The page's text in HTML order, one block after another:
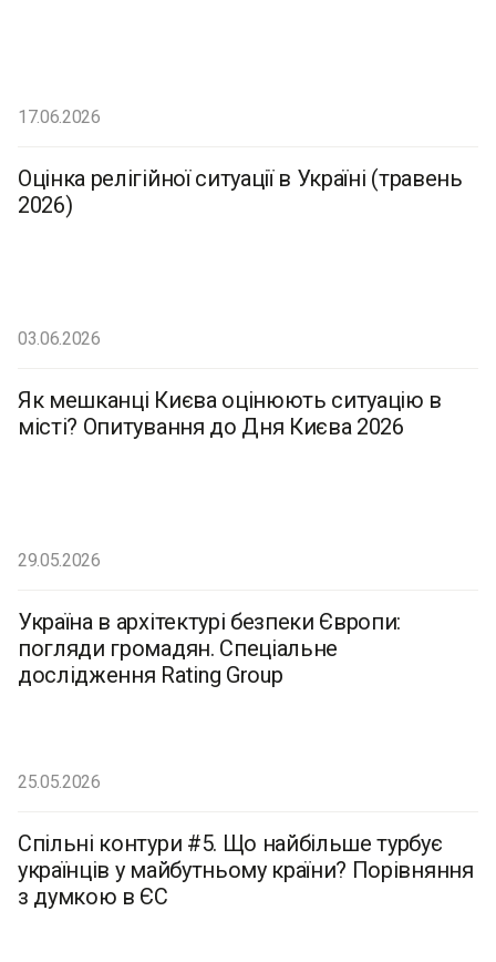
17.06.2026
Оцінка релігійної ситуації в Україні (травень
2026)
03.06.2026
Як мешканці Києва оцінюють ситуацію в
місті? Опитування до Дня Києва 2026
29.05.2026
Україна в архітектурі безпеки Європи:
погляди громадян. Спеціальне
дослідження Rating Group
25.05.2026
Спільні контури #5. Що найбільше турбує
українців у майбутньому країни? Порівняння
з думкою в ЄС